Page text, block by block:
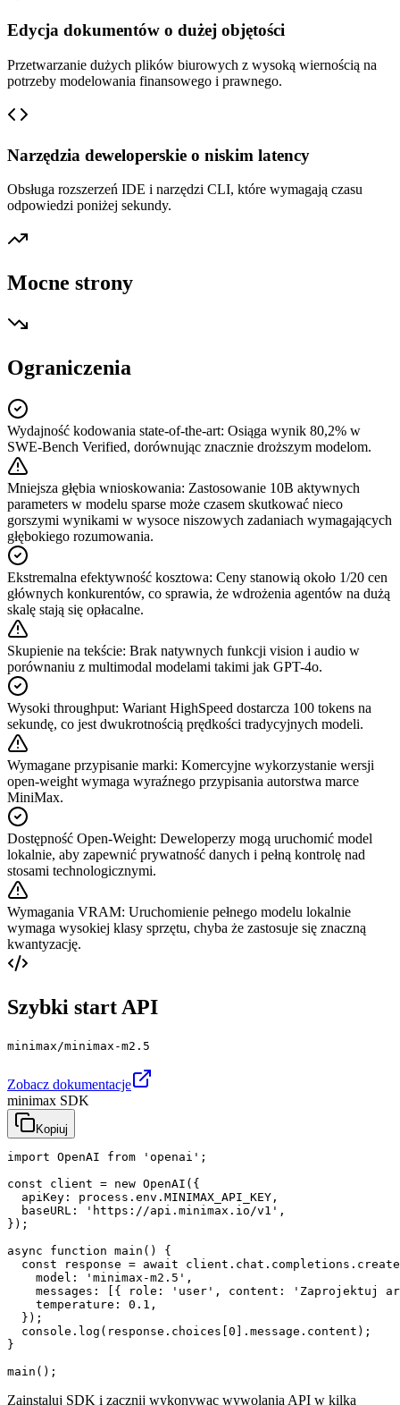
Edycja dokumentów o dużej objętości
Przetwarzanie dużych plików biurowych z wysoką wiernością na
potrzeby modelowania finansowego i prawnego.
Narzędzia deweloperskie o niskim latency
Obsługa rozszerzeń IDE i narzędzi CLI, które wymagają czasu
odpowiedzi poniżej sekundy.
Mocne strony
Ograniczenia
Wydajność kodowania state-of-the-art: Osiąga wynik 80,2% w
SWE-Bench Verified, dorównując znacznie droższym modelom.
Mniejsza głębia wnioskowania: Zastosowanie 10B aktywnych
parameters w modelu sparse może czasem skutkować nieco
gorszymi wynikami w wysoce niszowych zadaniach wymagających
głębokiego rozumowania.
Ekstremalna efektywność kosztowa: Ceny stanowią około 1/20 cen
głównych konkurentów, co sprawia, że wdrożenia agentów na dużą
skalę stają się opłacalne.
Skupienie na tekście: Brak natywnych funkcji vision i audio w
porównaniu z multimodal modelami takimi jak GPT-4o.
Wysoki throughput: Wariant HighSpeed dostarcza 100 tokens na
sekundę, co jest dwukrotnością prędkości tradycyjnych modeli.
Wymagane przypisanie marki: Komercyjne wykorzystanie wersji
open-weight wymaga wyraźnego przypisania autorstwa marce
MiniMax.
Dostępność Open-Weight: Deweloperzy mogą uruchomić model
lokalnie, aby zapewnić prywatność danych i pełną kontrolę nad
stosami technologicznymi.
Wymagania VRAM: Uruchomienie pełnego modelu lokalnie
wymaga wysokiej klasy sprzętu, chyba że zastosuje się znaczną
kwantyzację.
Szybki start API
minimax/minimax-m2.5
Zobacz dokumentacje
minimax SDK
Kopiuj
import OpenAI from 'openai';
const client = new OpenAI({
  apiKey: process.env.MINIMAX_API_KEY,
  baseURL: 'https://api.minimax.io/v1',
});
async function main() {
const response = await
    model: 'minimax-m2.5',
messages: [{ role: 'user', content: 'Zaprojektuj
    temperature: 0.1,
  });
  console.log(response.choices[0].message.content);
}
main();
Zainstaluj SDK i zacznij wykonywac wywolania API w kilka